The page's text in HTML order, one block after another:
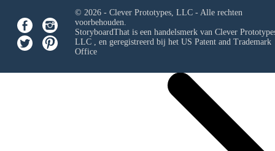
© 2026 - Clever Prototypes, LLC - Alle rechten
voorbehouden.
StoryboardThat is een handelsmerk van Clever
LLC, en geregistreerd bij het US Patent and Trademark
Office